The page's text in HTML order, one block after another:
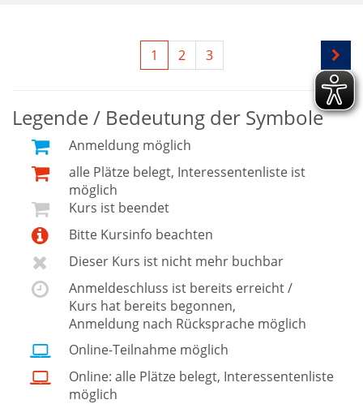
1 2 3
Legende / Bedeutung der Symbole
Anmeldung möglich
alle Plätze belegt, Interessentenliste ist
möglich
Kurs ist beendet
Bitte Kursinfo beachten
Dieser Kurs ist nicht mehr buchbar
Anmeldeschluss ist bereits erreicht /
Kurs hat bereits begonnen,
Anmeldung nach Rücksprache möglich
Online-Teilnahme möglich
Online: alle Plätze belegt, Interessentenliste
möglich